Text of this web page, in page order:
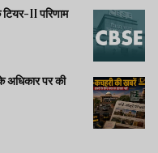
अधिकार पर की